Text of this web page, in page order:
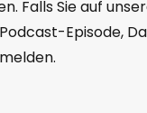
Falls Sie auf
Episode,